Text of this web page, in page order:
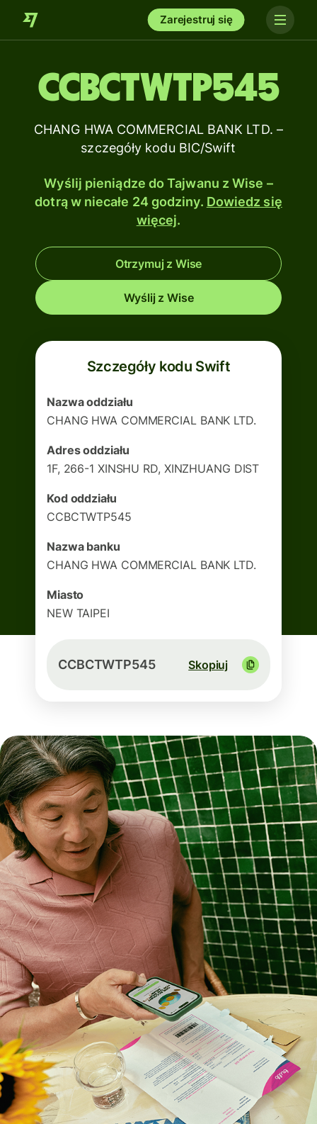
Zarejestruj się
CCBCTWTP545
CHANG HWA COMMERCIAL BANK LTD. –
szczegóły kodu BIC/Swift
Wyślij pieniądze do Tajwanu z Wise –
dotrą w niecałe 24 godziny. Dowiedz się
więcej.
Otrzymuj z Wise
Wyślij z Wise
Szczegóły kodu Swift
Nazwa oddziału
CHANG HWA COMMERCIAL BANK LTD.
Adres oddziału
1F, 266-1 XINSHU RD, XINZHUANG DIST
Kod oddziału
CCBCTWTP545
Nazwa banku
CHANG HWA COMMERCIAL BANK LTD.
Miasto
NEW TAIPEI
CCBCTWTP545 Skopiuj